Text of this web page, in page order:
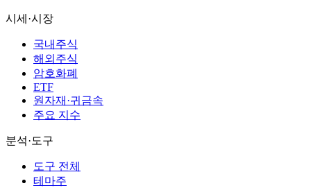
시세·시장
국내주식
해외주식
암호화폐
ETF
원자재·귀금속
주요 지수
분석·도구
도구 전체
테마주